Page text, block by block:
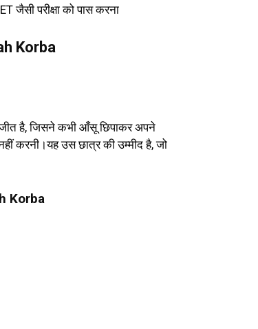
जैसी परीक्षा को पास करना
Korba
जीत है, जिसने कभी आँसू छिपाकर अपने
करनी।यह उस छात्र की उम्मीद है, जो
Korba